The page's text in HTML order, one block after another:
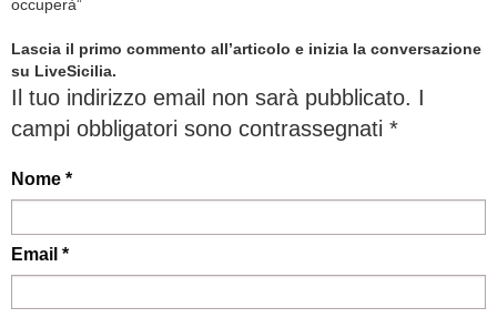
Lascia il primo commento all’articolo e inizia la conversazione
su LiveSicilia.
Il tuo indirizzo email non sarà pubblicato. I
campi obbligatori sono contrassegnati *
Nome *
Email *